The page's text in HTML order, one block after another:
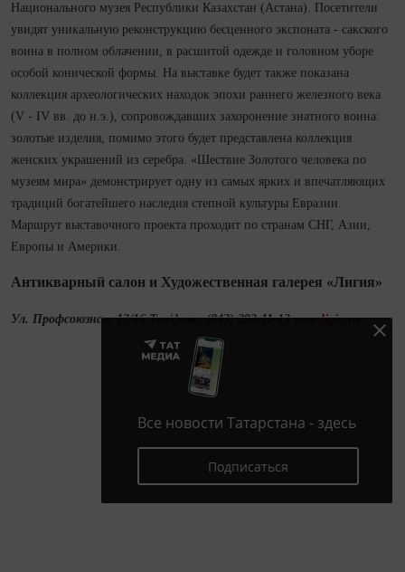
Национального музея Респуб­лики Казахстан (Астана). Посетители
увидят уникальную реконструкцию бесценного экспоната - сакского
воина в полном облачении, в расшитой одежде и головном уборе
особой конической формы. На выставке будет также показана
коллекция археологических находок эпохи раннего железного века
(V - IV вв. до н.э.), сопровождавших захоронение знатного воина:
золотые изделия, помимо этого будет представлена коллекция
женских украшений из серебра. «Шествие Золотого человека по
музеям мира» демонстрирует одну из самых ярких и впечатляющих
традиций богатейшего наследия степной культуры Евразии.
Маршрут выставочного проекта проходит по странам СНГ, Азии,
Европы и Америки.
Антикварный салон и Художественная галерея «Лигия»
Ул. Профсоюзная, 13/16 Тел/факс: (843) 292-11-13www.ligia.ru
Все новости Татарстана - здесь
Подписаться